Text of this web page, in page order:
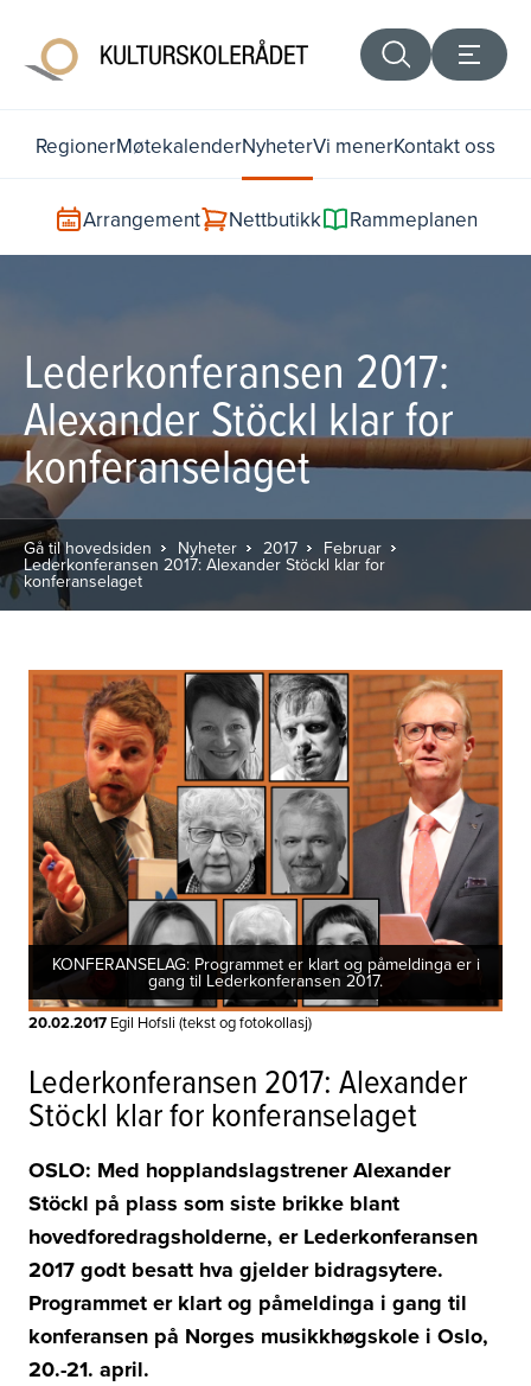
RegionerMøtekalenderNyheterVi menerKontakt oss
Arrangement Nettbutikk Rammeplanen
Lederkonferansen 2017:
Alexander Stöckl klar for
konferanselaget
Gå til hovedsiden Nyheter 2017 Februar
Lederkonferansen 2017: Alexander Stöckl klar for
konferanselaget
KONFERANSELAG: Programmet er klart og påmeldinga er i
gang til Lederkonferansen 2017.
20.02.2017 Egil Hofsli (tekst og fotokollasj)
Lederkonferansen 2017: Alexander
Stöckl klar for konferanselaget
OSLO: Med hopplandslagstrener Alexander
Stöckl på plass som siste brikke blant
hovedforedragsholderne, er Lederkonferansen
2017 godt besatt hva gjelder bidragsytere.
Programmet er klart og påmeldinga i gang til
konferansen på Norges musikkhøgskole i Oslo,
20.-21. april.